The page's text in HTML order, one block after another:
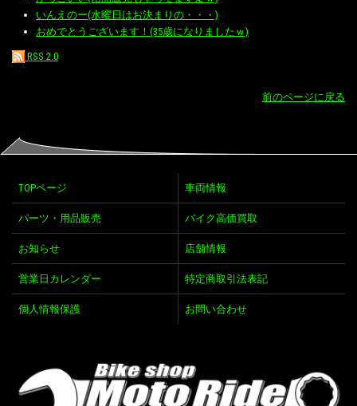
いんえのー(水曜日はお決まりの・・・)
おめでとうございます！(35歳になりましたｗ)
RSS 2.0
前のページに戻る
TOPページ 車両情報
パーツ・用品販売 バイク高価買取
お知らせ 店舗情報
営業日カレンダー 特定商取引法表記
個人情報保護 お問い合わせ